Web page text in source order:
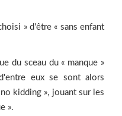
» d'être « sans enfant
du sceau du « manque »
eux se sont alors
kidding », jouant sur les
».